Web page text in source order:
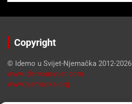
Copyright
© Idemo u Svijet-Njemačka 2012-2026
www.idemousvijet.com
www.njemacka.org